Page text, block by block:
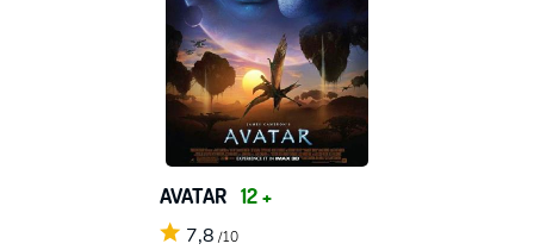
AVATAR 12 +
7,8 /10